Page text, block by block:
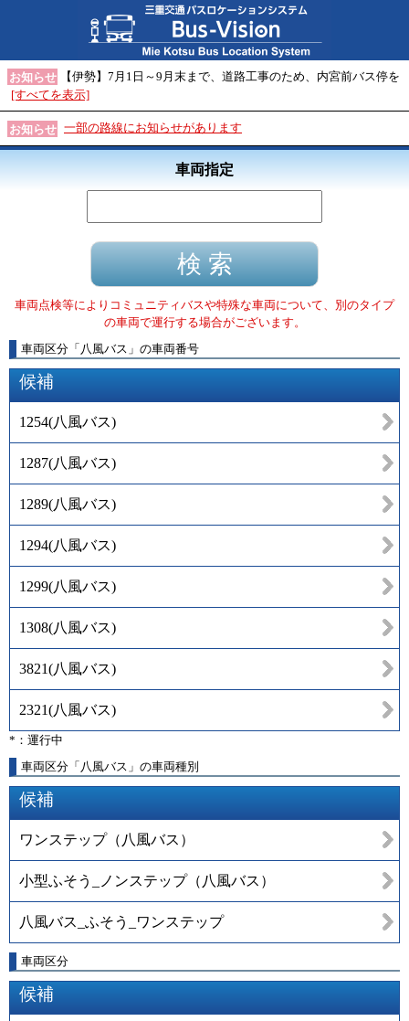
お知らせ
【伊勢】7月1日～9月末まで、道路工事のため、内宮前バス停を
[すべてを表示]
お知らせ 一部の路線にお知らせがあります
車両指定
車両点検等によりコミュニティバスや特殊な車両について、別のタイプ
の車両で運行する場合がございます。
車両区分 「 八風バス 」 の車両番号
候補
1254(八風バス)
1287(八風バス)
1289(八風バス)
1294(八風バス)
1299(八風バス)
1308(八風バス)
3821(八風バス)
2321(八風バス)
*：運行中
車両区分「八風バス」の車両種別
候補
ワンステップ（八風バス）
小型ふそう_ノンステップ（八風バス）
八風バス_ふそう_ワンステップ
車両区分
候補